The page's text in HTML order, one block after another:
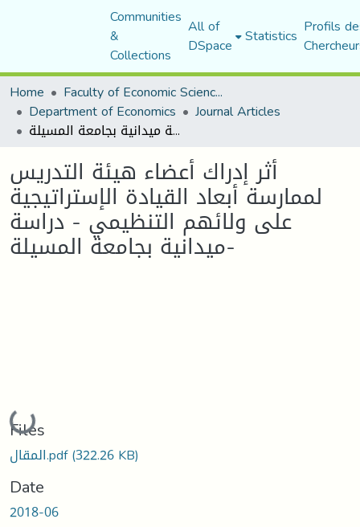
Communities
&
Collections
All of
DSpace Statistics Profils
Home
Faculty of Economic Sciences, Commerce and Management Sciences
Department of Economics Journal Articles
أثر إدراك أعضاء هيئة التدريس لممارسة أبعاد القيادة الإستراتيجية على ولائهم التنظيمي - دراسة ميدانية بجامعة المسيلة-
أثر إدراك أعضاء هيئة التدريس
لممارسة أبعاد القيادة الإستراتيجية
على ولائهم التنظيمي - دراسة
ميدانية بجامعة المسيلة-
Loading...
Files
المقال.pdf(322.26 KB)
Date
2018-06